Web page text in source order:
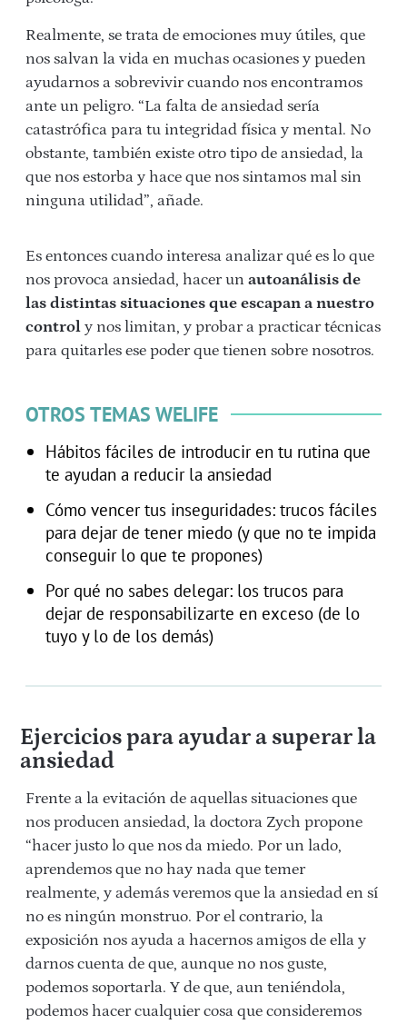
Realmente, se trata de emociones muy útiles, que
nos salvan la vida en muchas ocasiones y pueden
ayudarnos a sobrevivir cuando nos encontramos
ante un peligro. “La falta de ansiedad sería
catastrófica para tu integridad física y mental. No
obstante, también existe otro tipo de ansiedad, la
que nos estorba y hace que nos sintamos mal sin
ninguna utilidad”, añade.
Es entonces cuando interesa analizar qué es lo que
nos provoca ansiedad, hacer un autoanálisis de
las distintas situaciones que escapan a nuestro
control y nos limitan, y probar a practicar técnicas
para quitarles ese poder que tienen sobre nosotros.
OTROS TEMAS WELIFE
Hábitos fáciles de introducir en tu rutina que
te ayudan a reducir la ansiedad
Cómo vencer tus inseguridades: trucos fáciles
para dejar de tener miedo (y que no te impida
conseguir lo que te propones)
Por qué no sabes delegar: los trucos para
dejar de responsabilizarte en exceso (de lo
tuyo y lo de los demás)
Ejercicios para ayudar a superar la
ansiedad
Frente a la evitación de aquellas situaciones que
nos producen ansiedad, la doctora Zych propone
“hacer justo lo que nos da miedo. Por un lado,
aprendemos que no hay nada que temer
realmente, y además veremos que la ansiedad en sí
no es ningún monstruo. Por el contrario, la
exposición nos ayuda a hacernos amigos de ella y
darnos cuenta de que, aunque no nos guste,
podemos soportarla. Y de que, aun teniéndola,
podemos hacer cualquier cosa que consideremos